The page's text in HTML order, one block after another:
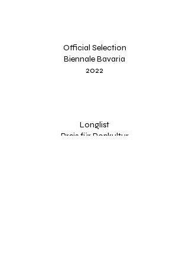
Official Selection
Biennale Bavaria
2022
Longlist
Preis für Popkultur